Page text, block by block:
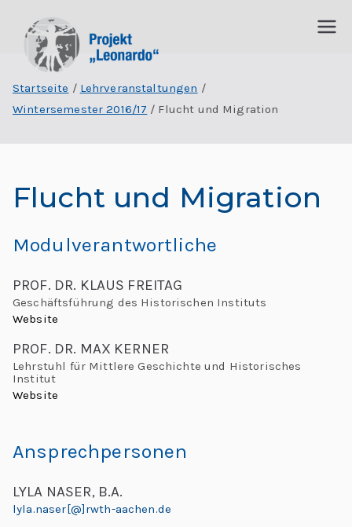
r
e
k
t
„
L
n
li
ä
L
e:
e
Startseite
Lehrveranstaltungen
Wintersemester 2016/17
Flucht und Migration
Flucht und Migration
Modulverantwortliche
PROF. DR. KLAUS FREITAG
Geschäftsführung des Historischen Instituts
Website
PROF. DR. MAX KERNER
Lehrstuhl für Mittlere Geschichte und Historisches
Institut
Website
Ansprechpersonen
LYLA NASER, B.A.
lyla.naser[@]rwth-aachen.de